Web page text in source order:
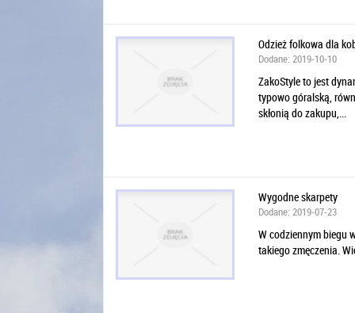
Odzież folkowa dla
Dodane: 2019-10-10
ZakoStyle to jest
typowo góralską,
skłonią do zakupu,...
Wygodne skarpety
Dodane: 2019-07-23
W codziennym biegu
takiego zmęczenia.